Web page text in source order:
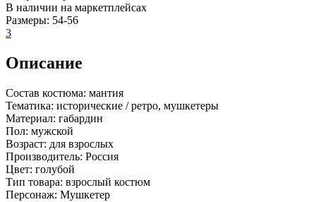
В наличии на маркетплейсах
Размеры: 54-56
3
Описание
Состав костюма: мантия
Тематика: исторические / ретро, мушкетеры
Материал: габардин
Пол: мужской
Возраст: для взрослых
Производитель: Россия
Цвет: голубой
Тип товара: взрослый костюм
Персонаж: Мушкетер